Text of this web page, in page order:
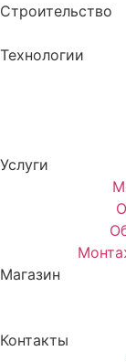
Строительство
Технологии
Услуги
Магазин
Контакты